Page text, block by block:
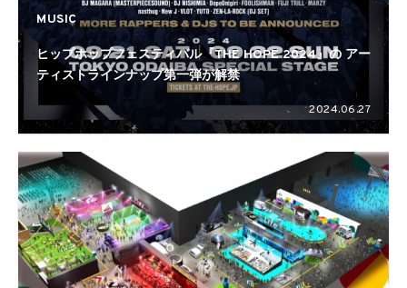
MUSIC
ヒップホップフェスティバル『THE HOPE 2024』の アー
ティストラインナップ第一弾が解禁
2024.06.27